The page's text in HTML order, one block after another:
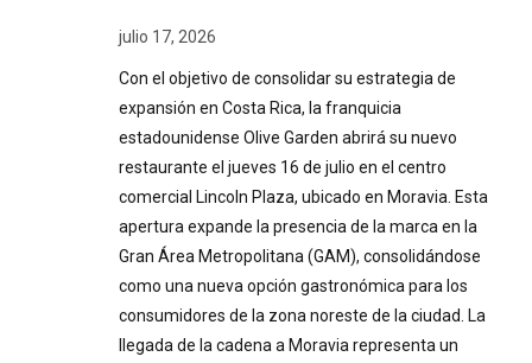
julio 17, 2026
Con el objetivo de consolidar su estrategia de
expansión en Costa Rica, la franquicia
estadounidense Olive Garden abrirá su nuevo
restaurante el jueves 16 de julio en el centro
comercial Lincoln Plaza, ubicado en Moravia. Esta
apertura expande la presencia de la marca en la
Gran Área Metropolitana (GAM), consolidándose
como una nueva opción gastronómica para los
consumidores de la zona noreste de la ciudad. La
llegada de la cadena a Moravia representa un